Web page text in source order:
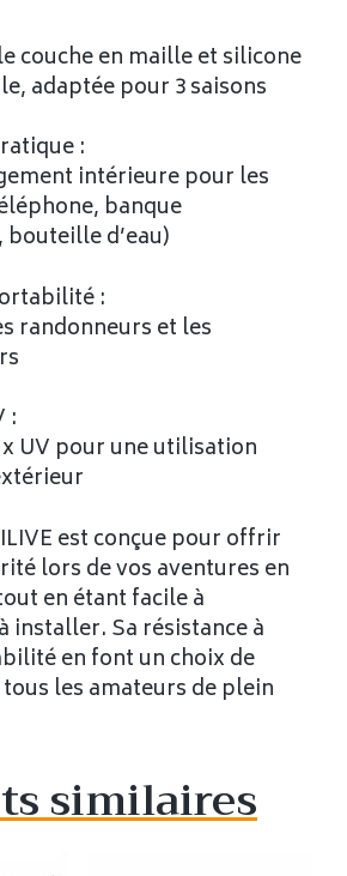
couche en maille et silicone
adaptée pour 3 saisons
:
intérieure pour les
banque
d’eau)
:
randonneurs et les
:
UV pour une utilisation
est conçue pour offrir
lors de vos aventures en
en étant facile à
installer. Sa résistance à
en font un choix de
les amateurs de plein
similaires